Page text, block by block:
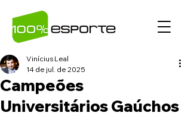
Campeões
Universitários Gaúchos
Vinícius Leal
14 de jul. de 2025